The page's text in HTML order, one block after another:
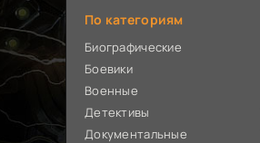
По категориям
Биографические
Боевики
Военные
Детективы
Документальные